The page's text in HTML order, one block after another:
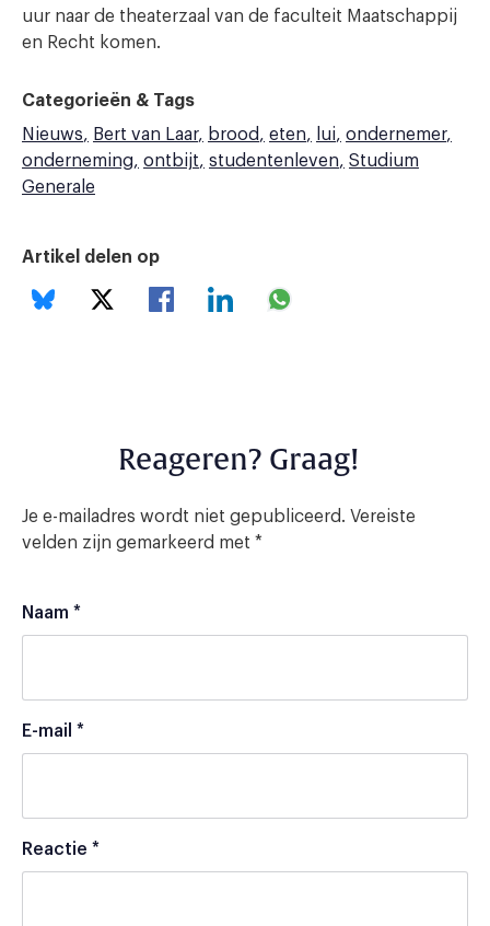
uur naar de theaterzaal van de faculteit Maatschappij
en Recht komen.
Categorieën & Tags
Nieuws
Bert van Laar brood eten lui
ondernemer
onderneming
ontbijt studentenleven
Studium
Generale
Artikel delen op
Reageren? Graag!
Je e-mailadres wordt niet gepubliceerd. Vereiste
velden zijn gemarkeerd met *
Naam *
E-mail *
Reactie *